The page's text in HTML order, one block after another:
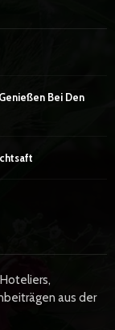
Bei Den
aus der